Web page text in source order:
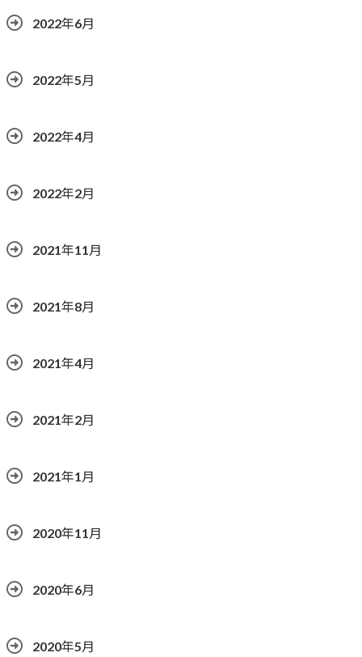
2022年6月
2022年5月
2022年4月
2022年2月
2021年11月
2021年8月
2021年4月
2021年2月
2021年1月
2020年11月
2020年6月
2020年5月